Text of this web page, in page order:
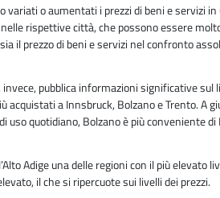
variati o aumentati i prezzi di beni e servizi
rispettive città, che possono essere
il prezzo di beni e servizi nel confronto
invece, pubblica informazioni significative sul
acquistati a Innsbruck, Bolzano e Trento. A
quotidiano, Bolzano è più conveniente
Adige una delle regioni con il più elevato
il che si ripercuote sui livelli dei prezzi.